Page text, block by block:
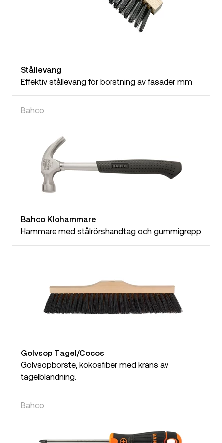
Stållevang
Effektiv stållevang för borstning av fasader mm
Bahco
Bahco Klohammare
Hammare med stålrörshandtag och gummigrepp
Golvsop Tagel/Cocos
Golvsopborste, kokosfiber med krans av
tagelblandning.
Bahco